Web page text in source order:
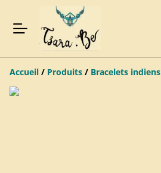
Accueil / Produits / Bracelets indiens